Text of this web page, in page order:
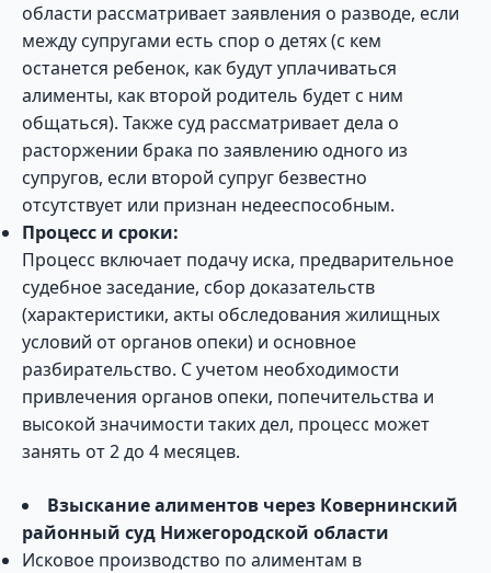
области рассматривает заявления о разводе, если
между супругами есть спор о детях (с кем
останется ребенок, как будут уплачиваться
алименты, как второй родитель будет с ним
общаться). Также суд рассматривает дела о
расторжении брака по заявлению одного из
супругов, если второй супруг безвестно
отсутствует или признан недееспособным.
Процесс и сроки:
Процесс включает подачу иска, предварительное
судебное заседание, сбор доказательств
(характеристики, акты обследования жилищных
условий от органов опеки) и основное
разбирательство. С учетом необходимости
привлечения органов опеки, попечительства и
высокой значимости таких дел, процесс может
занять от 2 до 4 месяцев.
Взыскание алиментов через Ковернинский
районный суд Нижегородской области
Исковое производство по алиментам в